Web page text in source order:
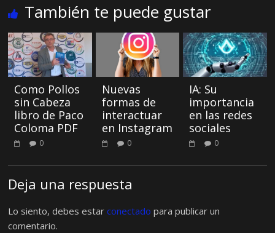
También te puede gustar
Como Pollos
sin Cabeza
libro de Paco
Coloma PDF
0
Nuevas
formas de
interactuar
en Instagram
0
IA: Su
importancia
en las redes
sociales
0
Deja una respuesta
Lo siento, debes estarconectado para publicar un
comentario.